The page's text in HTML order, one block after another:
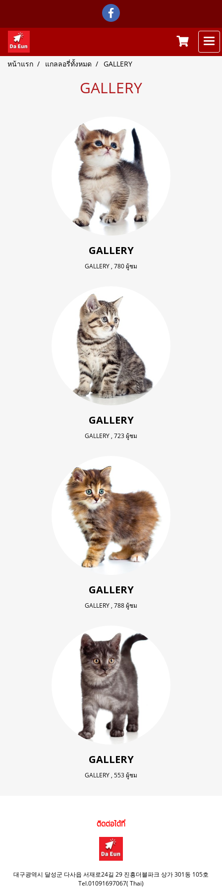
หน้าแรก แกลลอรี่ทั้งหมด GALLERY
GALLERY
GALLERY
GALLERY, 780 ผู้ชม
GALLERY
GALLERY, 723 ผู้ชม
GALLERY
GALLERY, 788 ผู้ชม
GALLERY
GALLERY, 553 ผู้ชม
ติดต่อได้ที่
대구광역시 달성군 다사읍 서재로24길 29 진흥더블파크 상가 301동 105호
Tel.01091697067( Thai)